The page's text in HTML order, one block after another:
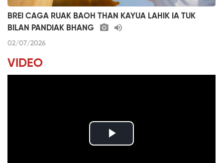
BREI CAGA RUAK BAOH THAN KAYUA LAHIK IA TUK
BILAN PANDIAK BHANG
02/07/2026
VIDEO
P